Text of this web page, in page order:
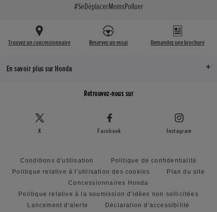
#SeDéplacerMoinsPolluer
Trouvez un concessionnaire Réservez un essai Demandez une brochure
En savoir plus sur Honda
Retrouvez-nous sur
X Facebook Instagram
Conditions d'utilisation
Politique de confidentialité
Politique relative à l'utilisation des cookies
Plan du site
Concessionnaires Honda
Politique relative à la soumission d'idées non sollicitées
Lancement d'alerte
Déclaration d'accessibilité